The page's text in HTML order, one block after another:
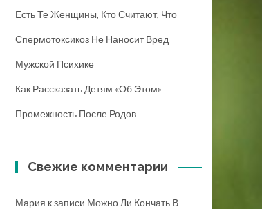
Есть Те Женщины, Кто Считают, Что
Спермотоксикоз Не Наносит Вред
Мужской Психике
Как Рассказать Детям «об Этом»
Промежность После Родов
Свежие комментарии
Мария к записи Можно Ли Кончать В